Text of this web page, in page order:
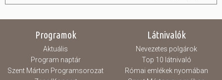
Programok
Aktuális
Program naptár
Szent Márton Programsorozat
Látnivalók
Nevezetes polgárok
Top 10 látnivaló
Római emlékek nyomában